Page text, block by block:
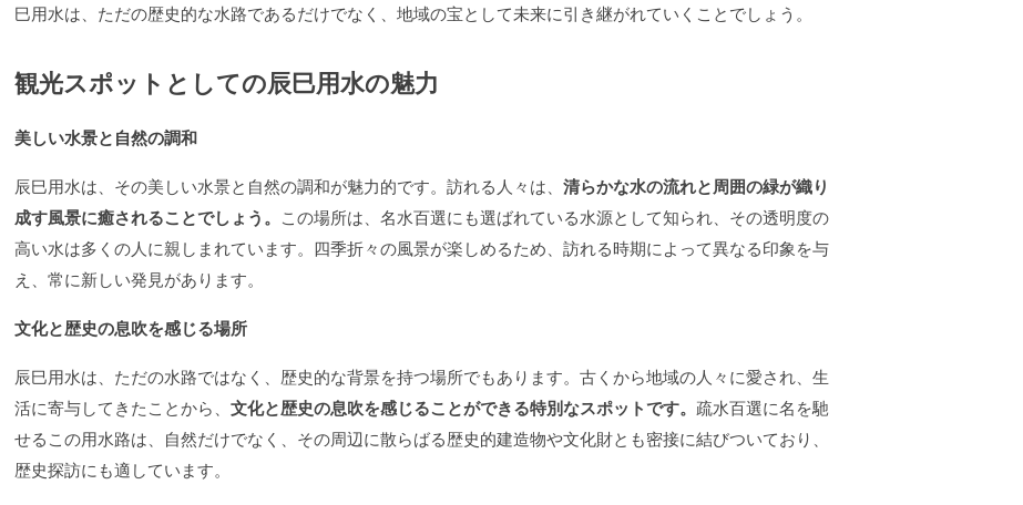
巳用水は、ただの歴史的な水路であるだけでなく、地域の宝として未来に引き継がれていくことでしょう。
観光スポットとしての辰巳用水の魅力
美しい水景と自然の調和
辰巳用水は、その美しい水景と自然の調和が魅力的です。訪れる人々は、 清らかな水の流れと周囲の緑が織り
成す風景に癒されることでしょう。 この場所は、名水百選にも選ばれている水源として知られ、その透明度の
高い水は多くの人に親しまれています。四季折々の風景が楽しめるため、訪れる時期によって異なる印象を与
え、常に新しい発見があります。
文化と歴史の息吹を感じる場所
辰巳用水は、ただの水路ではなく、歴史的な背景を持つ場所でもあります。古くから地域の人々に愛され、生
活に寄与してきたことから、 文化と歴史の息吹を感じることができる特別なスポットです。 疏水百選に名を馳
せるこの用水路は、自然だけでなく、その周辺に散らばる歴史的建造物や文化財とも密接に結びついており、
歴史探訪にも適しています。